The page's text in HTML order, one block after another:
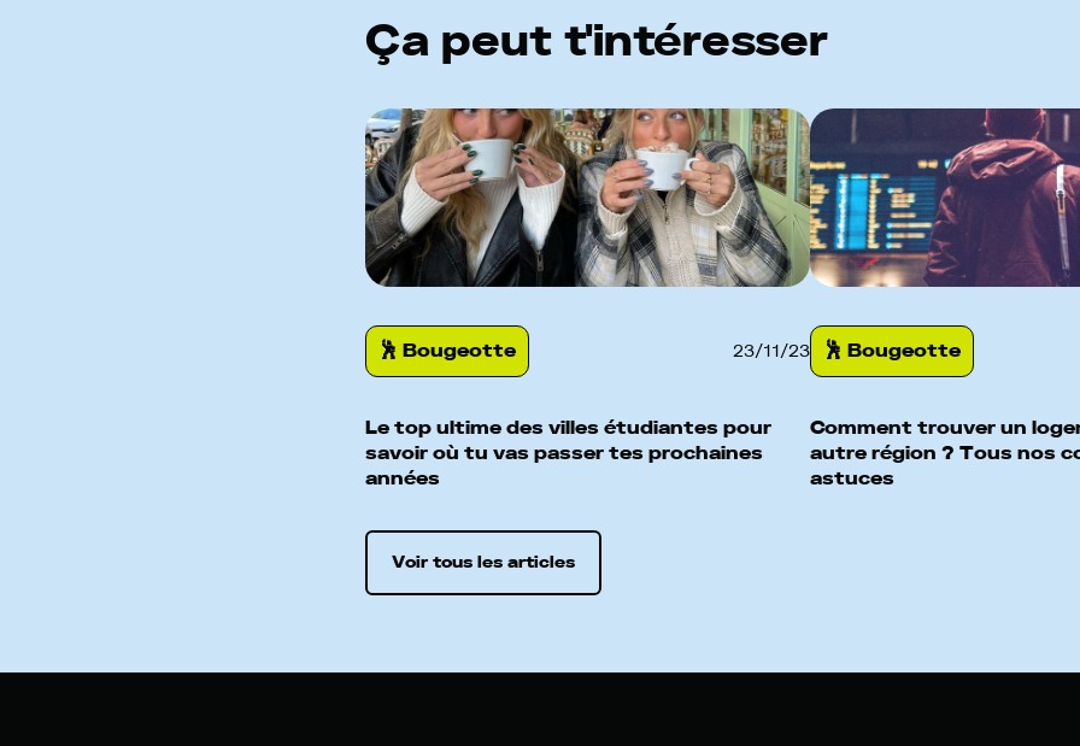
Ça peut t'intéresser
🕺️ Bougeotte 23/11 /23
Le top ultime des villes étudiantes pour
savoir où tu vas passer tes prochaines
années
🕺️ Bougeotte
Comment trouver un
autre région ? Tous nos
astuces
Voir tous les articles